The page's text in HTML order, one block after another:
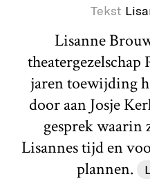
Tekst
Lisanne
theatergezelschap
jaren toewijding
door aan Josje
gesprek waarin
Lisannes tijd en
plannen.